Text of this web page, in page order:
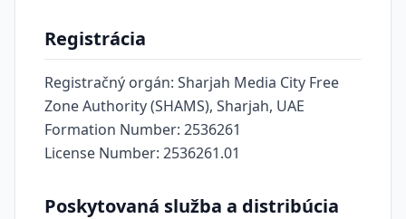
Registrácia
Registračný orgán: Sharjah Media City Free
Zone Authority (SHAMS), Sharjah, UAE
Formation Number: 2536261
License Number: 2536261.01
Poskytovaná služba a distribúcia